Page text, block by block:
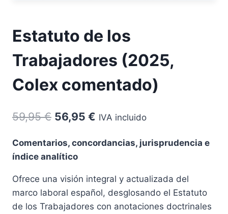
Estatuto de los
Trabajadores (2025,
Colex comentado)
59,95€ El
original
59,95 €.
56,95 € El
actual
56,95 €.
IVA incluido
Comentarios, concordancias, jurisprudencia e
índice analítico
Ofrece una visión integral y actualizada del
marco laboral español, desglosando el Estatuto
de los Trabajadores con anotaciones doctrinales